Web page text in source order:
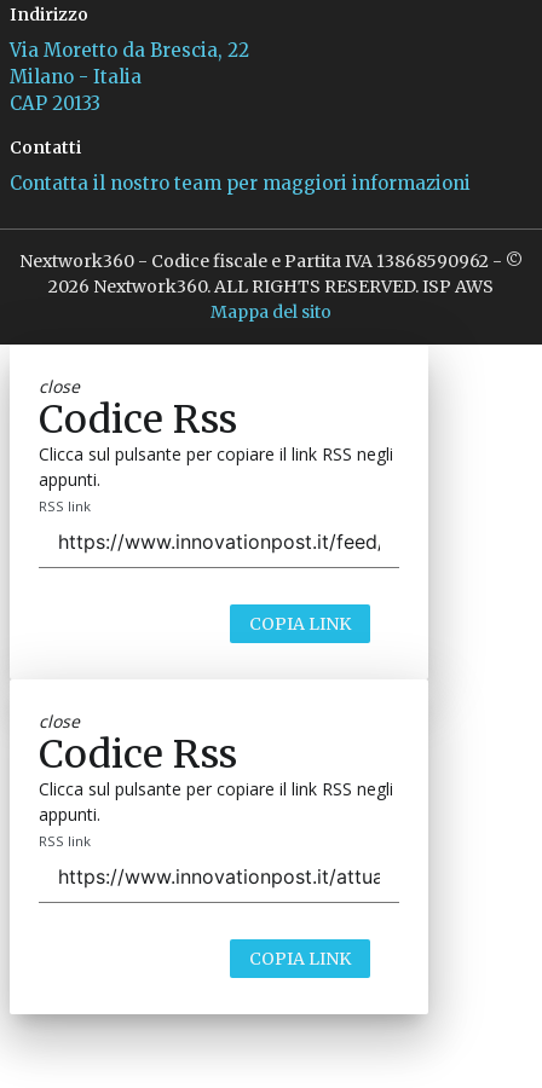
Indirizzo
Via Moretto da Brescia, 22
Milano - Italia
CAP 20133
Contatti
Contatta il nostro team per maggiori informazioni
Nextwork360 - Codice fiscale e Partita IVA 13868590962 - ©
2026 Nextwork360. ALL RIGHTS RESERVED. ISP AWS
Mappa del sito
close
Codice Rss
Clicca sul pulsante per copiare il link RSS negli
appunti.
RSS link
COPIA LINK
close
Codice Rss
Clicca sul pulsante per copiare il link RSS negli
appunti.
RSS link
COPIA LINK